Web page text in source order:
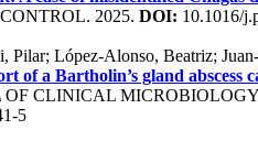
2025. DOI: 10.1016/
Pilar; López-Alonso, Beatriz;
of a Bartholin’s gland abscess
CLINICAL
5